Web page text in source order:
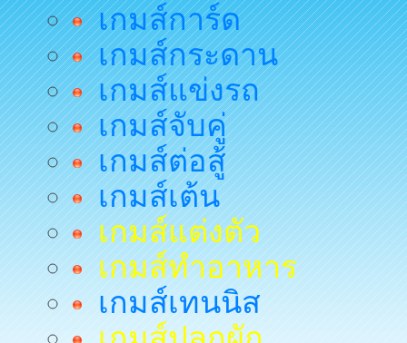
เกมส์การ์ด
เกมส์กระดาน
เกมส์แข่งรถ
เกมส์จับคู่
เกมส์ต่อสู้
เกมส์เต้น
เกมส์แต่งตัว
เกมส์ทำอาหาร
เกมส์เทนนิส